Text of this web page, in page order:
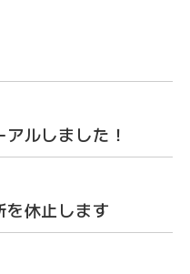
ルしました！
休止します